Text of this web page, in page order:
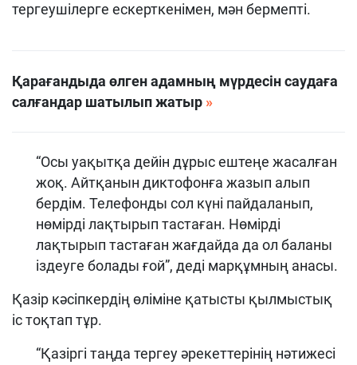
тергеушілерге ескерткенімен, мән бермепті.
Қарағандыда өлген адамның мүрдесін саудаға
салғандар шатылып жатыр
“Осы уақытқа дейін дұрыс ештеңе жасалған
жоқ. Айтқанын диктофонға жазып алып
бердім. Телефонды сол күні пайдаланып,
нөмірді лақтырып тастаған. Нөмірді
лақтырып тастаған жағдайда да ол баланы
іздеуге болады ғой”, деді марқұмның анасы.
Қазір кәсіпкердің өліміне қатысты қылмыстық
іс тоқтап тұр.
“Қазіргі таңда тергеу әрекеттерінің нәтижесі